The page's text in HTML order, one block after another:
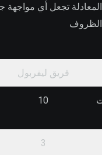
تجعل أي مواجهة
الظروف
فريق ليفربول
10
3